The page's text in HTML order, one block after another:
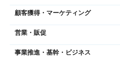
顧客獲得・マーケティング
営業・販促
事業推進・基幹・ビジネス